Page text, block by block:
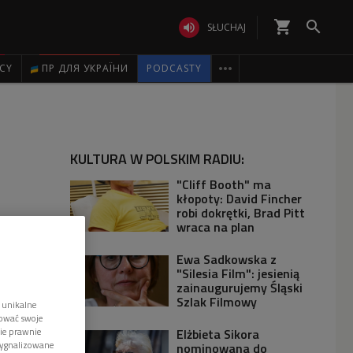
 SŁUCHAJ shopping_cart 
ПР ДЛЯ УКРАЇНИ PODCASTY 
KULTURA W POLSKIM RADIU:
"Cliff Booth" ma
kłopoty: David Fincher
robi dokrętki, Brad Pitt
wraca na plan
Ewa Sadkowska z
"Silesia Film": jesienią
zainaugurujemy Śląski
Szlak Filmowy
Elżbieta Sikora
nominowana do
swoje
prawnie